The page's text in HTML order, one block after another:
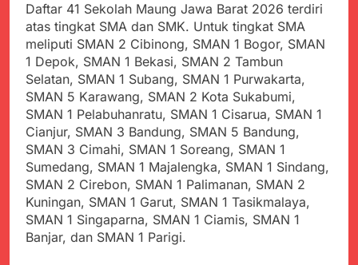
Daftar 41 Sekolah Maung Jawa Barat 2026 terdiri
atas tingkat SMA dan SMK. Untuk tingkat SMA
meliputi SMAN 2 Cibinong, SMAN 1 Bogor, SMAN
1 Depok, SMAN 1 Bekasi, SMAN 2 Tambun
Selatan, SMAN 1 Subang, SMAN 1 Purwakarta,
SMAN 5 Karawang, SMAN 2 Kota Sukabumi,
SMAN 1 Pelabuhanratu, SMAN 1 Cisarua, SMAN 1
Cianjur, SMAN 3 Bandung, SMAN 5 Bandung,
SMAN 3 Cimahi, SMAN 1 Soreang, SMAN 1
Sumedang, SMAN 1 Majalengka, SMAN 1 Sindang,
SMAN 2 Cirebon, SMAN 1 Palimanan, SMAN 2
Kuningan, SMAN 1 Garut, SMAN 1 Tasikmalaya,
SMAN 1 Singaparna, SMAN 1 Ciamis, SMAN 1
Banjar, dan SMAN 1 Parigi.